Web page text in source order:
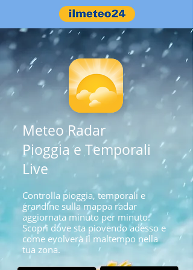
Controlla pioggia, temporali e
grandine sulla mappa radar
aggiornata minuto per minuto.
Scopri dove sta piovendo adesso e
come evolverà il maltempo nella
tua zona.
Meteo Radar
Pioggia e Temporali
Live